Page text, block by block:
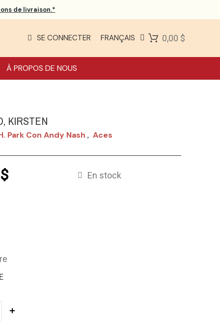
de livraison.*
SE CONNECTER FRANÇAIS 0,00 $
À PROPOS DE NOUS
KIRSTEN
Park Con Andy Nash , Aces
En stock